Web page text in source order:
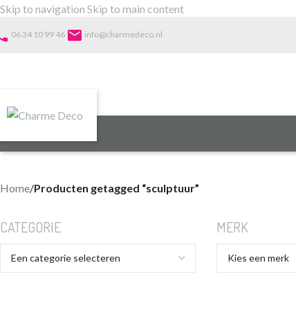
Skip to navigation Skip to main content
06 34 10 99 46 email info@charmedeco.nl
Home/Producten getagged “sculptuur”
CATEGORIE MERK